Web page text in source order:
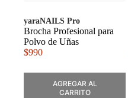
yaraNAILS Pro
Brocha Profesional para
Polvo de Uñas
$990
AGREGAR AL
CARRITO